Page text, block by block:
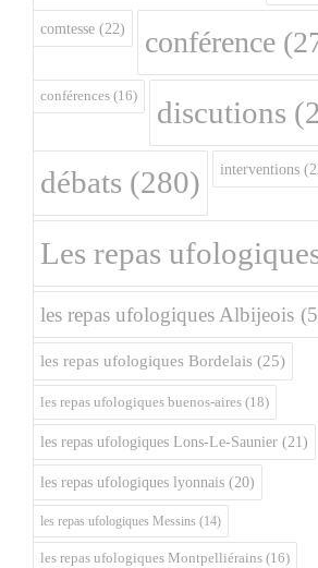
comtesse (22) conférence
conférences (16) discutions
débats (280) interventions
Les repas
les repas ufologiques Albijeois
les repas ufologiques Bordelais (25)
les repas ufologiques buenos-aires (18)
les repas ufologiques Lons-Le-Saunier (21)
les repas ufologiques lyonnais (20)
les repas ufologiques Messins (14)
les repas ufologiques Montpelliérains (16)